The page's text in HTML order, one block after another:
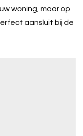
woning, maar op
aansluit bij de